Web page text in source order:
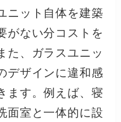
ニット自体を建築
がない分コストを
た、ガラスユニッ
デザインに違和感
ます。例えば、寝
面室と一体的に設